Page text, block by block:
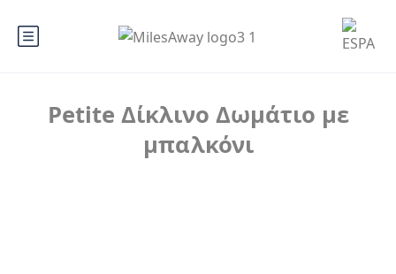
Petite Δίκλινο Δωμάτιο με
μπαλκόνι